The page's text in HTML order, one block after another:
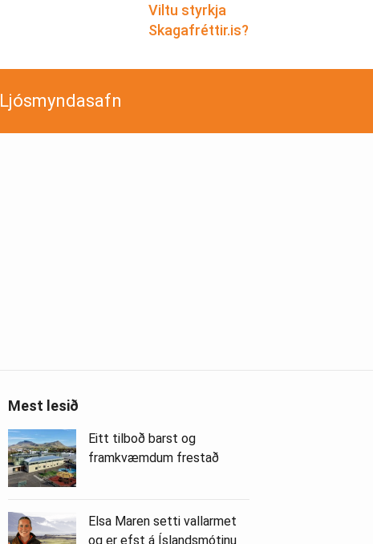
Viltu styrkja
Skagafréttir.is?
Ljósmyndasafn
Mest lesið
Eitt tilboð barst og
framkvæmdum frestað
Elsa Maren setti vallarmet
og er efst á Íslandsmótinu